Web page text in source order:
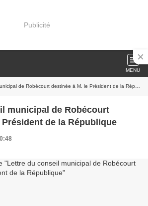
Publicité
MENU
de Robécourt destinée à M. le Président de la République
municipal de Robécourt
de la République